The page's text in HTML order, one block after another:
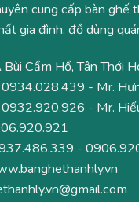
cung cấp bàn ghế
gia đình, đồ dùng
Cẩm Hổ, Tân Thới
0934.028.439 - Mr.
0932.920.926 - Mr.
-